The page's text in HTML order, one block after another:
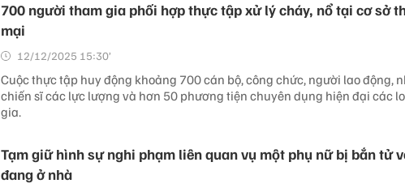
700 người tham gia phối hợp thực tập xử lý cháy, nổ tại cơ sở
mại
12/12/2025 15:30’
Cuộc thực tập huy động khoảng 700 cán bộ, công chức, người lao động,
chiến sĩ các lực lượng và hơn 50 phương tiện chuyên dụng hiện đại các
gia.
Tạm giữ hình sự nghi phạm liên quan vụ một phụ nữ bị bắn tử
đang ở nhà